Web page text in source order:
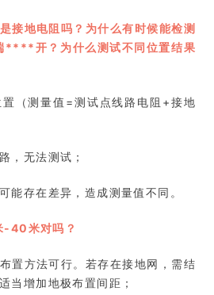
是接地电阻吗？为什么有时候能检测
****开？为什么测试不同位置结果
（测量值=测试点线路电阻+接地
，无法测试；
能存在差异，造成测量值不同。
-40米对吗？
置方法可行。若存在接地网，需结
当增加地极布置间距；